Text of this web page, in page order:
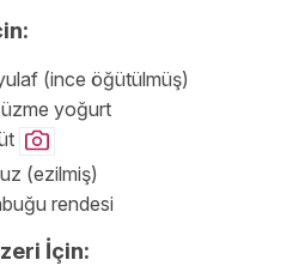
(ince öğütülmüş)
yoğurt
(ezilmiş)
rendesi
İçin: